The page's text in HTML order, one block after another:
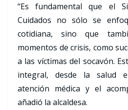
“Es fundamental que el
Cuidados no sólo se
cotidiana, sino que
momentos de crisis, como
a las víctimas del socavón.
integral, desde la salud
atención médica y el
añadió la alcaldesa.